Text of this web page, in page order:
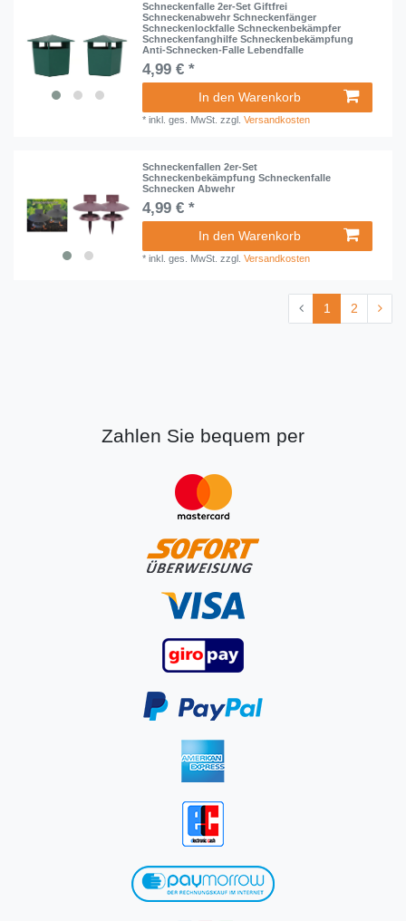
Schneckenfalle 2er-Set Giftfrei
Schneckenabwehr Schneckenfänger
Schneckenlockfalle Schneckenbekämpfer
Schneckenfanghilfe Schneckenbekämpfung
Anti-Schnecken-Falle Lebendfalle
4,99 € *
In den Warenkorb
*inkl. ges. MwSt. zzgl.Versandkosten
Schneckenfallen 2er-Set
Schneckenbekämpfung Schneckenfalle
Schnecken Abwehr
4,99 € *
In den Warenkorb
*inkl. ges. MwSt. zzgl.Versandkosten
1 2
Zahlen Sie bequem per